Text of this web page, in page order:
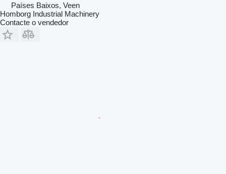
Países Baixos, Veen
Homborg Industrial Machinery
Contacte o vendedor